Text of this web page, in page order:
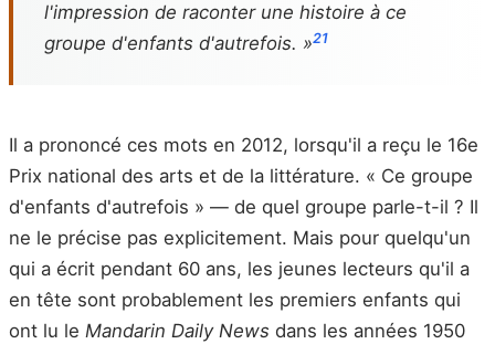
l'impression de raconter une histoire à ce
groupe d'enfants d'autrefois. »21
Il a prononcé ces mots en 2012, lorsqu'il a reçu le 16e
Prix national des arts et de la littérature. « Ce groupe
d'enfants d'autrefois » — de quel groupe parle-t-il ? Il
ne le précise pas explicitement. Mais pour quelqu'un
qui a écrit pendant 60 ans, les jeunes lecteurs qu'il a
en tête sont probablement les premiers enfants qui
ont lu le Mandarin Daily News dans les années 1950